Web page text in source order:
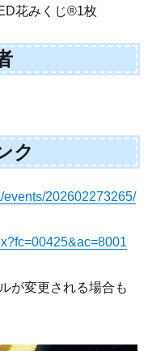
花みくじ®1枚
ク
events/202602273265/
が変更される場合も